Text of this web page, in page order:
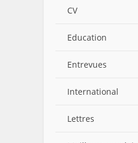
CV
Education
Entrevues
International
Lettres